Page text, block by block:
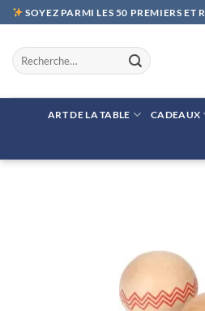
Passer
au
contenu
SOYEZ PARMI LES 50 PREMIERS
Recherche
pour :
ART DE LA TABLE CADEAUX